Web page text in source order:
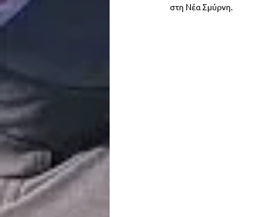
στη Νέα Σμύρνη.